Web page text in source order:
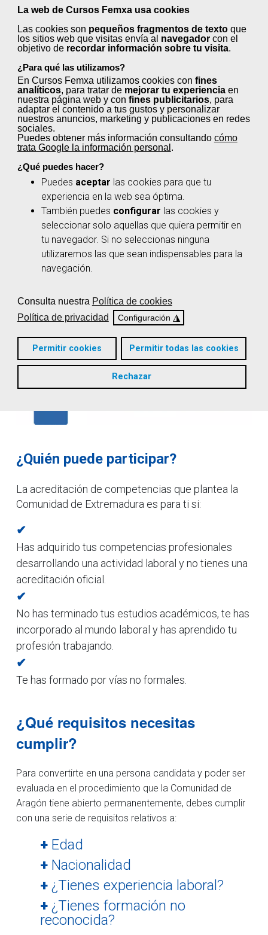
La web de Cursos Femxa usa cookies
Las cookies son pequeños fragmentos de textoque
los sitios web que visitas envía al navegadorcon el
objetivo de recordar información sobre tu visita.
¿Para qué las utilizamos?
En Cursos Femxa utilizamos cookies con fines
analíticos, para tratar de mejorar tu experienciaen
nuestra página web y con fines publicitarios, para
adaptar el contenido a tus gustos y personalizar
nuestros anuncios, marketing y publicaciones en redes
sociales.
Puedes obtener más información consultando cómo
trata Google la información personal .
¿Qué puedes hacer?
Puedes aceptar las cookies para que tu
experiencia en la web sea óptima.
También puedes configurar las cookies y
seleccionar solo aquellas que quiera permitir en
tu navegador. Si no seleccionas ninguna
utilizaremos las que sean indispensables para la
navegación.
Consulta nuestra Política de cookies
Política de privacidad
Configuración ◮
Permitir cookies Permitir todas las cookies
Rechazar
que te ayude a obtenerlas.
3
Acreditación
La Administración expedirá una acreditación de
cada una de las unidades de competencia
demostradas. Estas acreditaciones son
acumulables y permiten la obtención de un
certificado de profesionalidad o título de
formación profesional.
¿Quién puede participar?
La acreditación de competencias que plantea la
Comunidad de Extremadura es para ti si:
✔
Has adquirido tus competencias profesionales
desarrollando una actividad laboral y no tienes una
acreditación oficial.
✔
No has terminado tus estudios académicos, te has
incorporado al mundo laboral y has aprendido tu
profesión trabajando.
✔
Te has formado por vías no formales.
¿Qué requisitos necesitas
cumplir?
Para convertirte en una persona candidata y poder ser
evaluada en el procedimiento que la Comunidad de
Aragón tiene abierto permanentemente, debes cumplir
con una serie de requisitos relativos a:
+Edad
+Nacionalidad
+¿Tienes experiencia laboral?
+¿Tienes formación no
reconocida?